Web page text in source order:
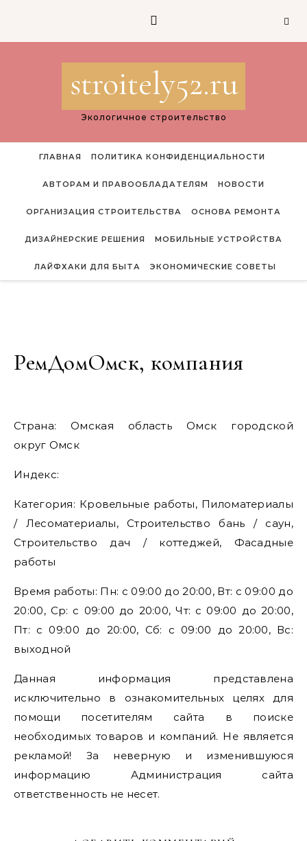
stroitely52.ru
Экологичное строительство
ГЛАВНАЯ ПОЛИТИКА КОНФИДЕНЦИАЛЬНОСТИ
АВТОРАМ И ПРАВООБЛАДАТЕЛЯМ НОВОСТИ
ОРГАНИЗАЦИЯ СТРОИТЕЛЬСТВА ОСНОВА РЕМОНТА
ДИЗАЙНЕРСКИЕ РЕШЕНИЯ МОБИЛЬНЫЕ УСТРОЙСТВА
ЛАЙФХАКИ ДЛЯ БЫТА ЭКОНОМИЧЕСКИЕ СОВЕТЫ
РемДомОмск, компания
Страна: Омская область Омск городской
округ Омск
Индекс:
Категория: Кровельные работы, Пиломатериалы
/ Лесоматериалы, Строительство бань / саун,
Строительство дач / коттеджей, Фасадные
работы
Время работы: Пн: с 09:00 до 20:00, Вт: с 09:00 до
20:00, Ср: с 09:00 до 20:00, Чт: с 09:00 до 20:00,
Пт: с 09:00 до 20:00, Сб: с 09:00 до 20:00, Вс:
выходной
Данная информация представлена
исключительно в ознакомительных целях для
помощи посетителям сайта в поиске
необходимых товаров и компаний. Не является
рекламой! За неверную и изменившуюся
информацию Администрация сайта
ответственность не несет.